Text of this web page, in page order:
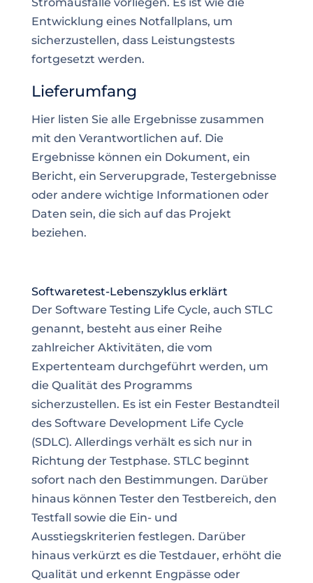
Entwicklung eines Notfallplans, um
sicherzustellen, dass Leistungstests
fortgesetzt werden.
Lieferumfang
Hier listen Sie alle Ergebnisse zusammen
mit den Verantwortlichen auf. Die
Ergebnisse können ein Dokument, ein
Bericht, ein Serverupgrade, Testergebnisse
oder andere wichtige Informationen oder
Daten sein, die sich auf das Projekt
beziehen.
Softwaretest-Lebenszyklus erklärt
Der Software Testing Life Cycle, auch STLC
genannt, besteht aus einer Reihe
zahlreicher Aktivitäten, die vom
Expertenteam durchgeführt werden, um
die Qualität des Programms
sicherzustellen. Es ist ein Fester Bestandteil
des Software Development Life Cycle
(SDLC). Allerdings verhält es sich nur in
Richtung der Testphase. STLC beginnt
sofort nach den Bestimmungen. Darüber
hinaus können Tester den Testbereich, den
Testfall sowie die Ein- und
Ausstiegskriterien festlegen. Darüber
hinaus verkürzt es die Testdauer, erhöht die
Qualität und erkennt Engpässe oder